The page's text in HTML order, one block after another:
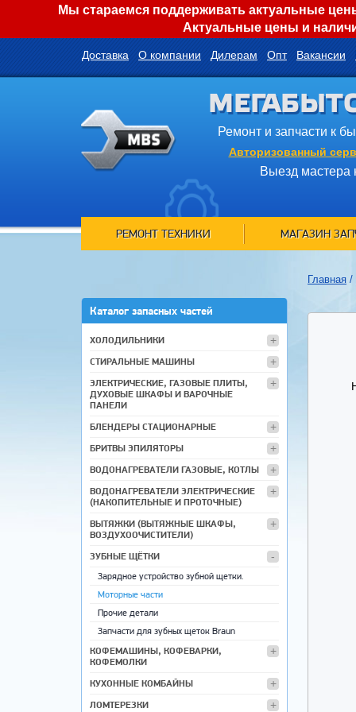
Мы стараемся поддерживать актуальные
Актуальные цены и
Доставка О компании Дилерам Опт Вакансии
Ремонт и запчасти к
Авторизованный
Выезд мастера
РЕМОНТ ТЕХНИКИ МАГАЗИН
Каталог запасных частей
ХОЛОДИЛЬНИКИ
СТИРАЛЬНЫЕ МАШИНЫ
ЭЛЕКТРИЧЕСКИЕ, ГАЗОВЫЕ ПЛИТЫ,
ДУХОВЫЕ ШКАФЫ И ВАРОЧНЫЕ
ПАНЕЛИ
БЛЕНДЕРЫ СТАЦИОНАРНЫЕ
БРИТВЫ ЭПИЛЯТОРЫ
ВОДОНАГРЕВАТЕЛИ ГАЗОВЫЕ, КОТЛЫ
ВОДОНАГРЕВАТЕЛИ ЭЛЕКТРИЧЕСКИЕ
(НАКОПИТЕЛЬНЫЕ И ПРОТОЧНЫЕ)
ВЫТЯЖКИ (ВЫТЯЖНЫЕ ШКАФЫ,
ВОЗДУХООЧИСТИТЕЛИ)
ЗУБНЫЕ ЩЁТКИ
Зарядное устройство зубной щетки.
Моторные части
Прочие детали
Запчасти для зубных щеток Braun
КОФЕМАШИНЫ, КОФЕВАРКИ,
КОФЕМОЛКИ
КУХОННЫЕ КОМБАЙНЫ
ЛОМТЕРЕЗКИ
Главная /